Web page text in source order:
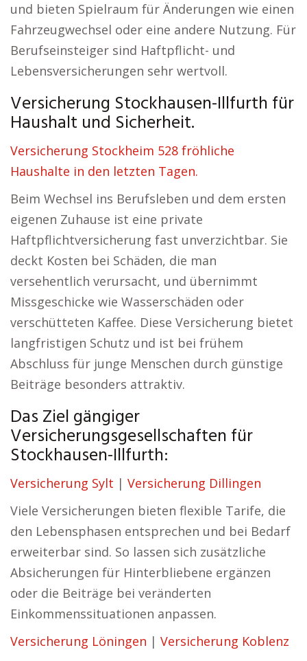
und bieten Spielraum für Änderungen wie einen
Fahrzeugwechsel oder eine andere Nutzung. Für
Berufseinsteiger sind Haftpflicht- und
Lebensversicherungen sehr wertvoll.
Versicherung Stockhausen-Illfurth für
Haushalt und Sicherheit.
Versicherung Stockheim 528 fröhliche
Haushalte in den letzten Tagen.
Beim Wechsel ins Berufsleben und dem ersten
eigenen Zuhause ist eine private
Haftpflichtversicherung fast unverzichtbar. Sie
deckt Kosten bei Schäden, die man
versehentlich verursacht, und übernimmt
Missgeschicke wie Wasserschäden oder
verschütteten Kaffee. Diese Versicherung bietet
langfristigen Schutz und ist bei frühem
Abschluss für junge Menschen durch günstige
Beiträge besonders attraktiv.
Das Ziel gängiger
Versicherungsgesellschaften für
Stockhausen-Illfurth:
Versicherung Sylt | Versicherung Dillingen
Viele Versicherungen bieten flexible Tarife, die
den Lebensphasen entsprechen und bei Bedarf
erweiterbar sind. So lassen sich zusätzliche
Absicherungen für Hinterbliebene ergänzen
oder die Beiträge bei veränderten
Einkommenssituationen anpassen.
Versicherung Löningen | Versicherung Koblenz